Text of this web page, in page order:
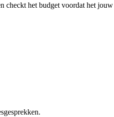
checkt het budget voordat het